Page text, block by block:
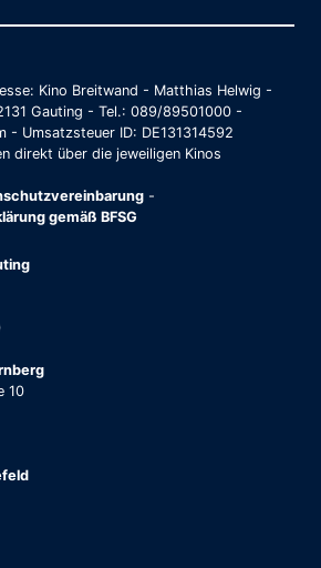
Kino Breitwand - Matthias Helwig -
Gauting - Tel.: 089/89501000 -
- Umsatzsteuer ID: DE131314592
direkt über die jeweiligen Kinos
-
gemäß BFSG
10